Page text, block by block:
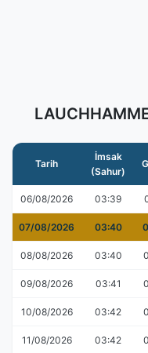
Tarih
İmsak
(Sahur)
06/08/2026 03:39
07/08/2026 03:40
08/08/2026 03:40
09/08/2026 03:41
10/08/2026 03:42
11/08/2026 03:42